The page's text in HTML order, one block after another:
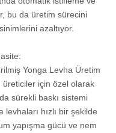
bu da üretim sürecini
azaltıyor.
Yonga Levha Üretim
üreticiler için özel olarak
sürekli baskı sistemi
hızlı bir şekilde
yapışma gücü ve nem